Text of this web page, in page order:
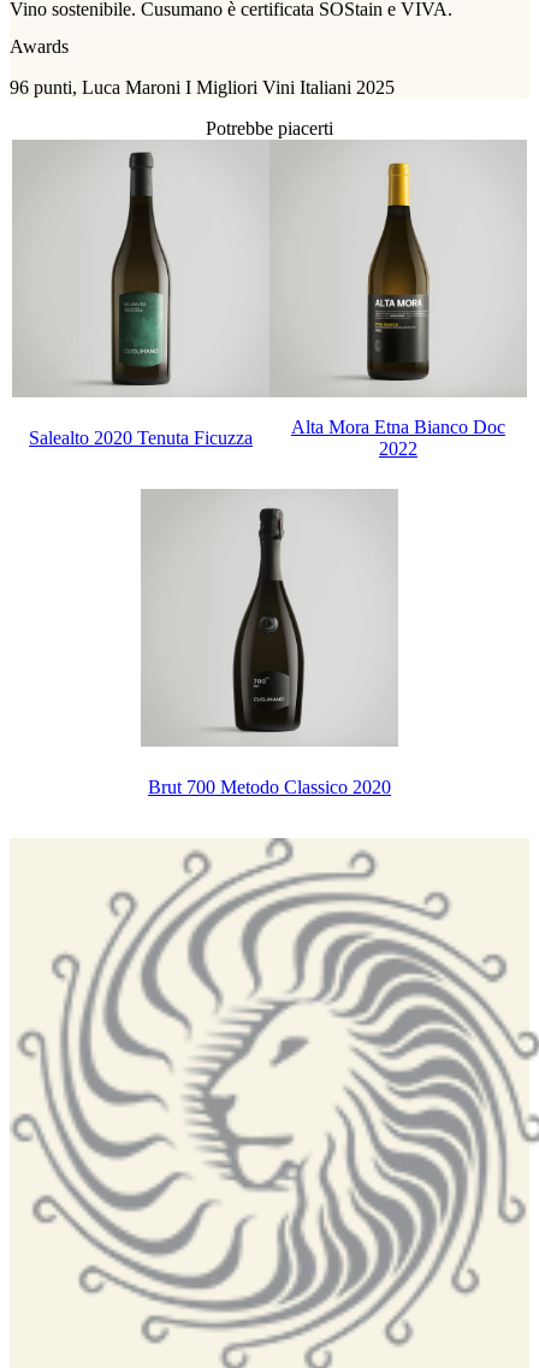
Vino sostenibile. Cusumano è certificata SOStain e VIVA.
Awards
96 punti, Luca Maroni I Migliori Vini Italiani 2025
Potrebbe piacerti
Salealto 2020 Tenuta Ficuzza
Alta Mora Etna Bianco Doc
2022
Brut 700 Metodo Classico 2020